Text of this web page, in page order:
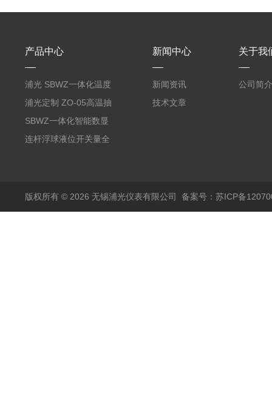
产品中心
浦光 SBWZ一体化温度
变送器传感器 防爆热电
阻PT100 数显远传4-
20mA2
浦光定制 ZO-05高温抽
气式氧化锆分析仪 防爆
耐腐蚀检测仪
SBWZ一体化智能数显
温度变送器传感器防爆
连杆浮球液位开关量全
新闻中心
新闻资讯
技术文章
关于我
公司简介
版权所有 © 2026 无锡浦光仪表有限公司 备案号：苏ICP备